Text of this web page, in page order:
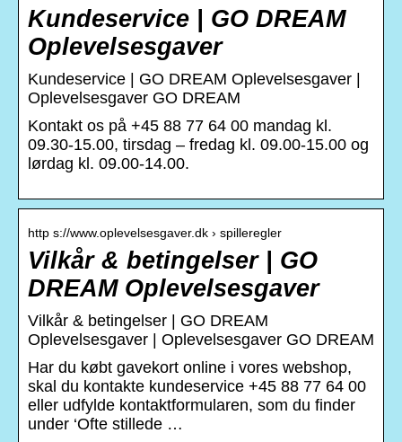
Kundeservice | GO DREAM
Oplevelsesgaver
Kundeservice | GO DREAM Oplevelsesgaver |
Oplevelsesgaver GO DREAM
Kontakt os på +45 88 77 64 00 mandag kl.
09.30-15.00, tirsdag – fredag kl. 09.00-15.00 og
lørdag kl. 09.00-14.00.
http s://www.oplevelsesgaver.dk › spilleregler
Vilkår & betingelser | GO
DREAM Oplevelsesgaver
Vilkår & betingelser | GO DREAM
Oplevelsesgaver | Oplevelsesgaver GO DREAM
Har du købt gavekort online i vores webshop,
skal du kontakte kundeservice +45 88 77 64 00
eller udfylde kontaktformularen, som du finder
under ‘Ofte stillede …